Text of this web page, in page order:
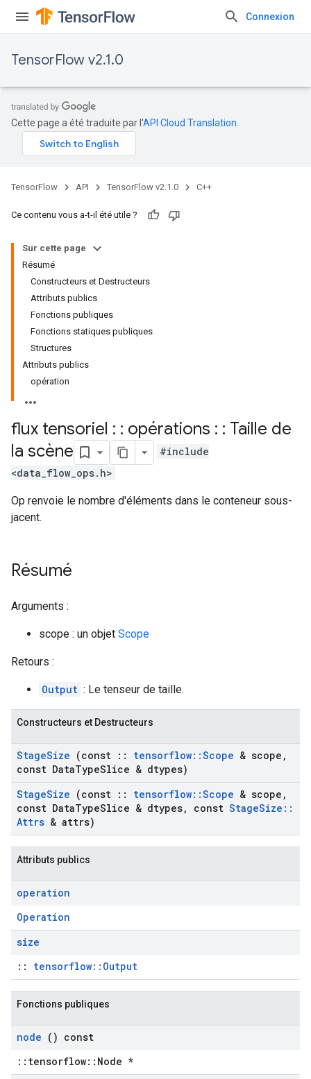
Connexion
TensorFlow v2.1.0
Cette page a été traduite par l'API Cloud Translation
TensorFlow API TensorFlow v2.1.0 C++
Ce contenu vous a-t-il été utile ?
Sur cette page
Résumé
Constructeurs et Destructeurs
Attributs publics
Fonctions publiques
Fonctions statiques publiques
Structures
Attributs publics
opération
flux tensoriel : : opérations : : Taille de
la scène
#include
<data_flow_ops.h>
Op renvoie le nombre d'éléments dans le conteneur sous-
jacent.
Résumé
Arguments :
scope : un objet Scope
Retours :
Output : Le tenseur de taille.
Constructeurs et Destructeurs
StageSize (const :: tensorflow::Scope & scope ,
const DataTypeSlice & dtypes)
StageSize (const :: tensorflow::Scope & scope ,
const DataTypeSlice & dtypes, const StageSize ::
Attrs & attrs)
Attributs publics
operation
Operation
size
:: tensorflow::Output
Fonctions publiques
node () const
::tensorflow::Node *